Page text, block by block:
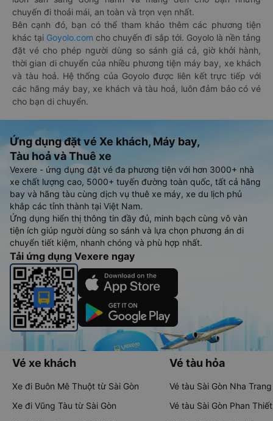
chuyến đi thoải mái, an toàn và trọn vẹn nhất.
Bên cạnh đó, bạn có thể tham khảo thêm các phương tiện
khác tại Goyolo.com cho chuyến đi sắp tới. Goyolo là nền tảng
đặt vé cho phép người dùng so sánh giá cả, giờ khởi hành,
thời gian di chuyển của nhiều phương tiện máy bay, xe khách
và tàu hoả. Hệ thống của Goyolo được liên kết trực tiếp với
các hãng máy bay, xe khách và tàu hoả, luôn đảm bảo có vé
cho bạn di chuyển.
Ứng dụng đặt vé Xe khách, Máy bay,
Tàu hoả và Thuê xe
Vexere - ứng dụng đặt vé đa phương tiện với hơn 3000+ nhà
xe chất lượng cao, 5000+ tuyến đường toàn quốc, tất cả hãng
bay và hãng tàu cùng dịch vụ thuê xe máy, xe du lịch phủ
khắp các tỉnh thành tại Việt Nam.
Ứng dụng hiển thị thông tin đầy đủ, minh bạch cùng vô vàn
tiện ích giúp người dùng so sánh và lựa chọn phương án di
chuyển tiết kiệm, nhanh chóng và phù hợp nhất.
Tải ứng dụng Vexere ngay
Vé xe khách
Xe đi Buôn Mê Thuột từ Sài Gòn
Xe đi Vũng Tàu từ Sài Gòn
Vé tàu hỏa
Vé tàu Sài Gòn Nha Trang
Vé tàu Sài Gòn Phan Thiết